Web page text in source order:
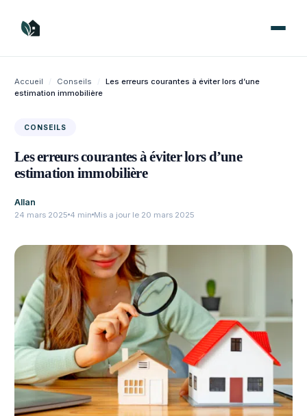
contenu
Accueil / Conseils /
Les erreurs courantes à éviter lors d’une
estimation immobilière
CONSEILS
Les erreurs courantes à éviter lors d’une
estimation immobilière
Allan
24 mars 2025 4 min Mis a jour le 20 mars 2025